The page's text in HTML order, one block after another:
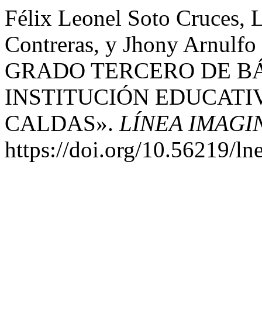
Félix Leonel Soto Cruces,
Contreras, y Jhony
GRADO TERCERO DE
INSTITUCIÓN
CALDAS». LÍNEA
https://doi.org/10.56219/